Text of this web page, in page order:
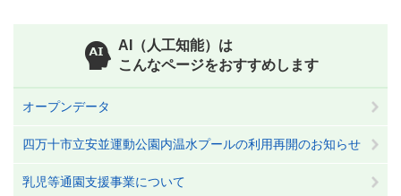
AI（人工知能）は
こんなページをおすすめします
オープンデータ
四万十市立安並運動公園内温水プールの利用再開のお知らせ
乳児等通園支援事業について